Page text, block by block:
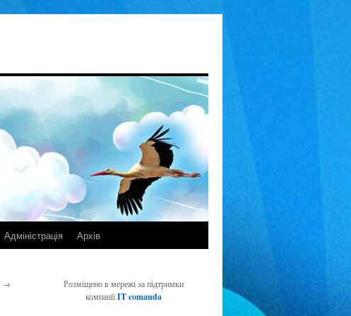
Адміністрація Архів
→
Розміщено в мережі за підтримки
компаніїIT comanda